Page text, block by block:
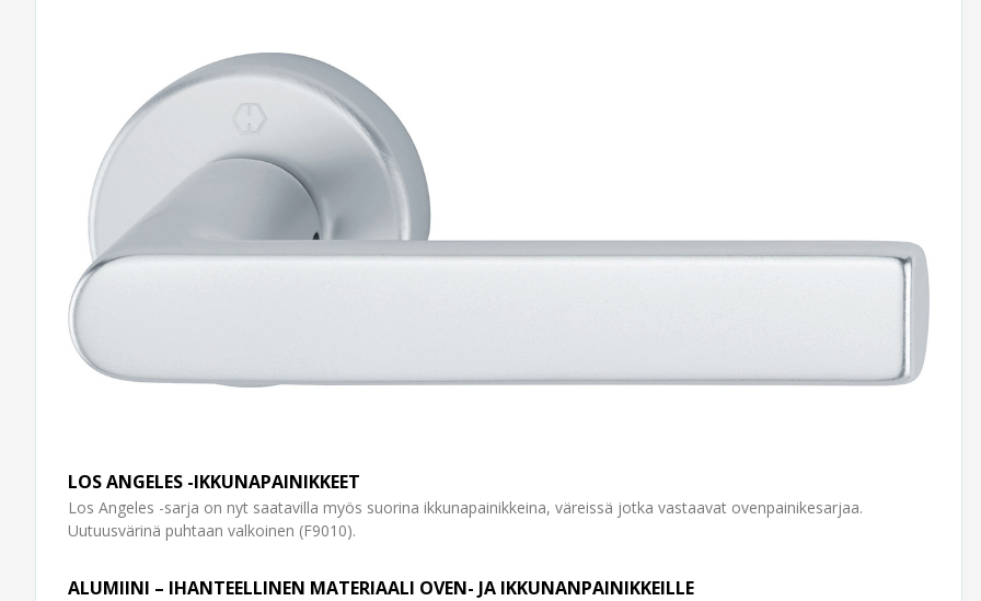
LOS ANGELES -IKKUNAPAINIKKEET
Los Angeles -sarja on nyt saatavilla myös suorina ikkunapainikkeina, väreissä jotka vastaavat ovenpainikesarjaa.
Uutuusvärinä puhtaan valkoinen (F9010).
ALUMIINI – IHANTEELLINEN MATERIAALI OVEN- JA IKKUNANPAINIKKEILLE